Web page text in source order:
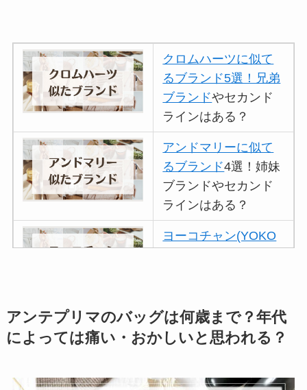
クロムハーツに似て
るブランド5選！兄弟
ブランドやセカンド
ラインはある？
アンドマリーに似て
るブランド4選！姉妹
ブランドやセカンド
ラインはある？
ヨーコチャン(YOKO
リュミエに似てるブ
ランド4選！エシカと
カンドラインはあ
アンテプリマのバッグは何歳まで？年代
によっては痛い・おかしいと思われる？